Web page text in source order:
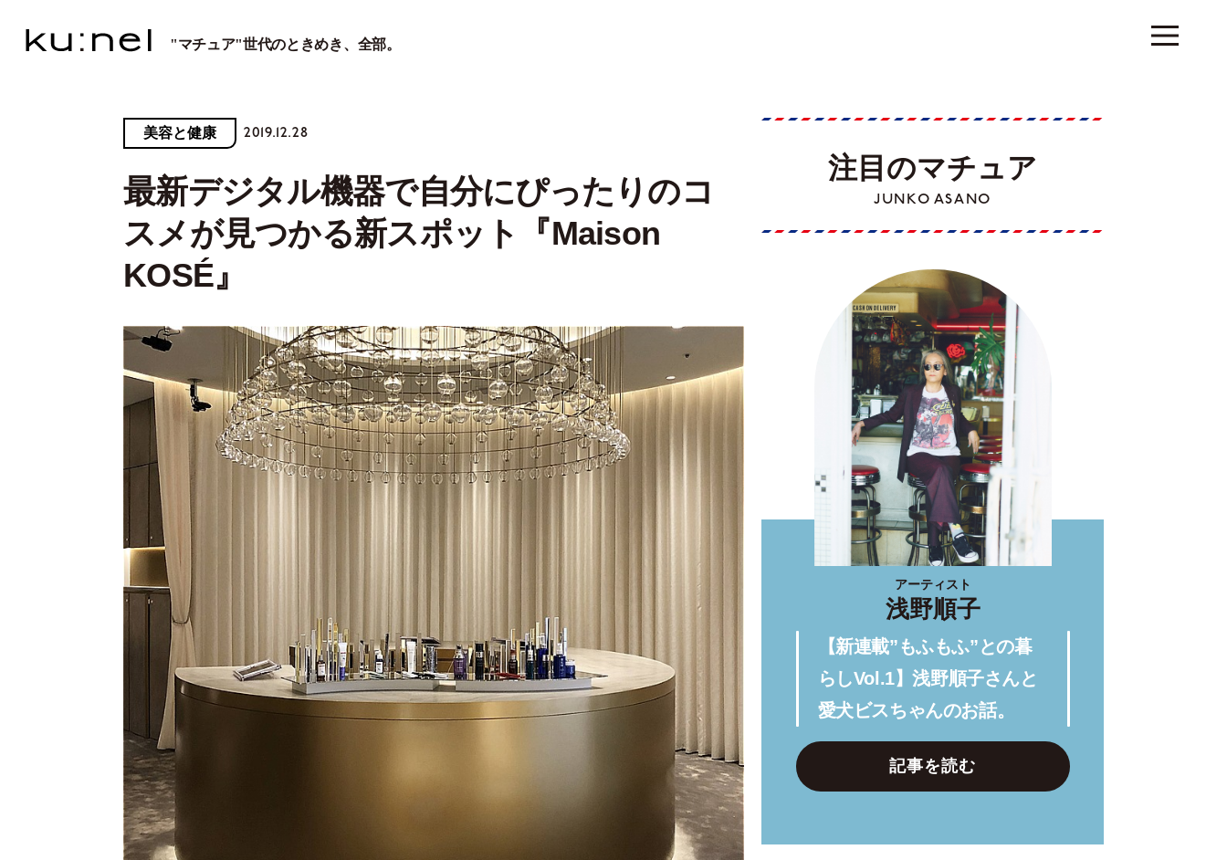
"マチュア"世代のときめき、全部。
美容と健康 2019.12.28
最新デジタル機器で自分にぴったりのコ
スメが見つかる新スポット『Maison
KOSÉ』
注目のマチュア
JUNKO ASANO
アーティスト
浅野順子
【新連載”もふもふ”との暮
らしVol.1】浅野順子さんと
愛犬ビスちゃんのお話。
記事を読む